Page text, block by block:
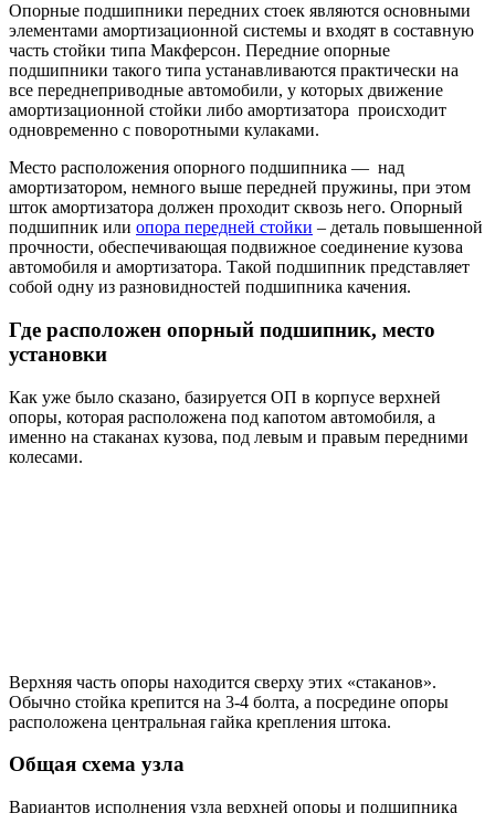
Опорные подшипники передних стоек являются основными
элементами амортизационной системы и входят в составную
часть стойки типа Макферсон. Передние опорные
подшипники такого типа устанавливаются практически на
все переднеприводные автомобили, у которых движение
амортизационной стойки либо амортизатора происходит
одновременно с поворотными кулаками.
Место расположения опорного подшипника — над
амортизатором, немного выше передней пружины, при этом
шток амортизатора должен проходит сквозь него. Опорный
подшипник или опора передней стойки – деталь повышенной
прочности, обеспечивающая подвижное соединение кузова
автомобиля и амортизатора. Такой подшипник представляет
собой одну из разновидностей подшипника качения.
Где расположен опорный подшипник, место
установки
Как уже было сказано, базируется ОП в корпусе верхней
опоры, которая расположена под капотом автомобиля, а
именно на стаканах кузова, под левым и правым передними
колесами.
Верхняя часть опоры находится сверху этих «стаканов».
Обычно стойка крепится на 3-4 болта, а посредине опоры
расположена центральная гайка крепления штока.
Общая схема узла
Вариантов исполнения узла верхней опоры и подшипника